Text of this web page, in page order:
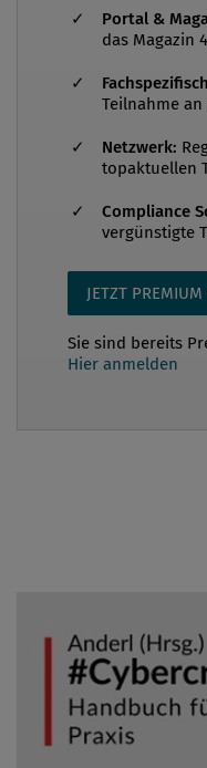
Regionen und in 17
Portal &
das Magazin
Teilnahme
Netzwerk:
topaktuellen
Compliance
vergünstigte
JETZT
Sie sind bereits
Hier anmelden